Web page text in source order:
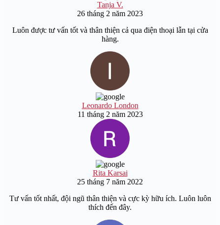
Tanja V.
26 tháng 2 năm 2023
Luôn được tư vấn tốt và thân thiện cả qua điện thoại lẫn tại cửa
hàng.
Leonardo London
11 tháng 2 năm 2023
Rita Karsai
25 tháng 7 năm 2022
Tư vấn tốt nhất, đội ngũ thân thiện và cực kỳ hữu ích. Luôn luôn
thích đến đây.